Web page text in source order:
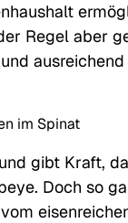
Regel aber
im Spinat
gibt Kraft,
Doch so